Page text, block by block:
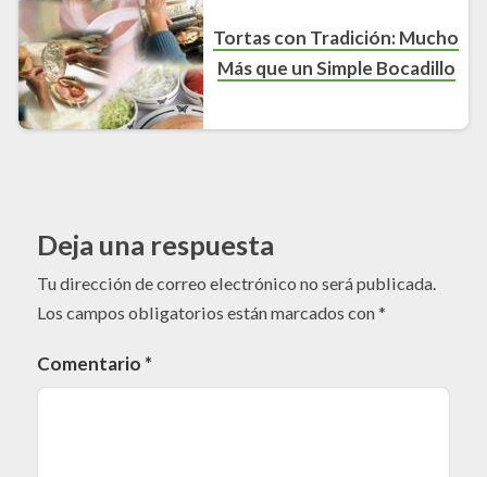
Tortas con Tradición: Mucho
Más que un Simple Bocadillo
Deja una respuesta
Tu dirección de correo electrónico no será publicada.
Los campos obligatorios están marcados con*
Comentario *